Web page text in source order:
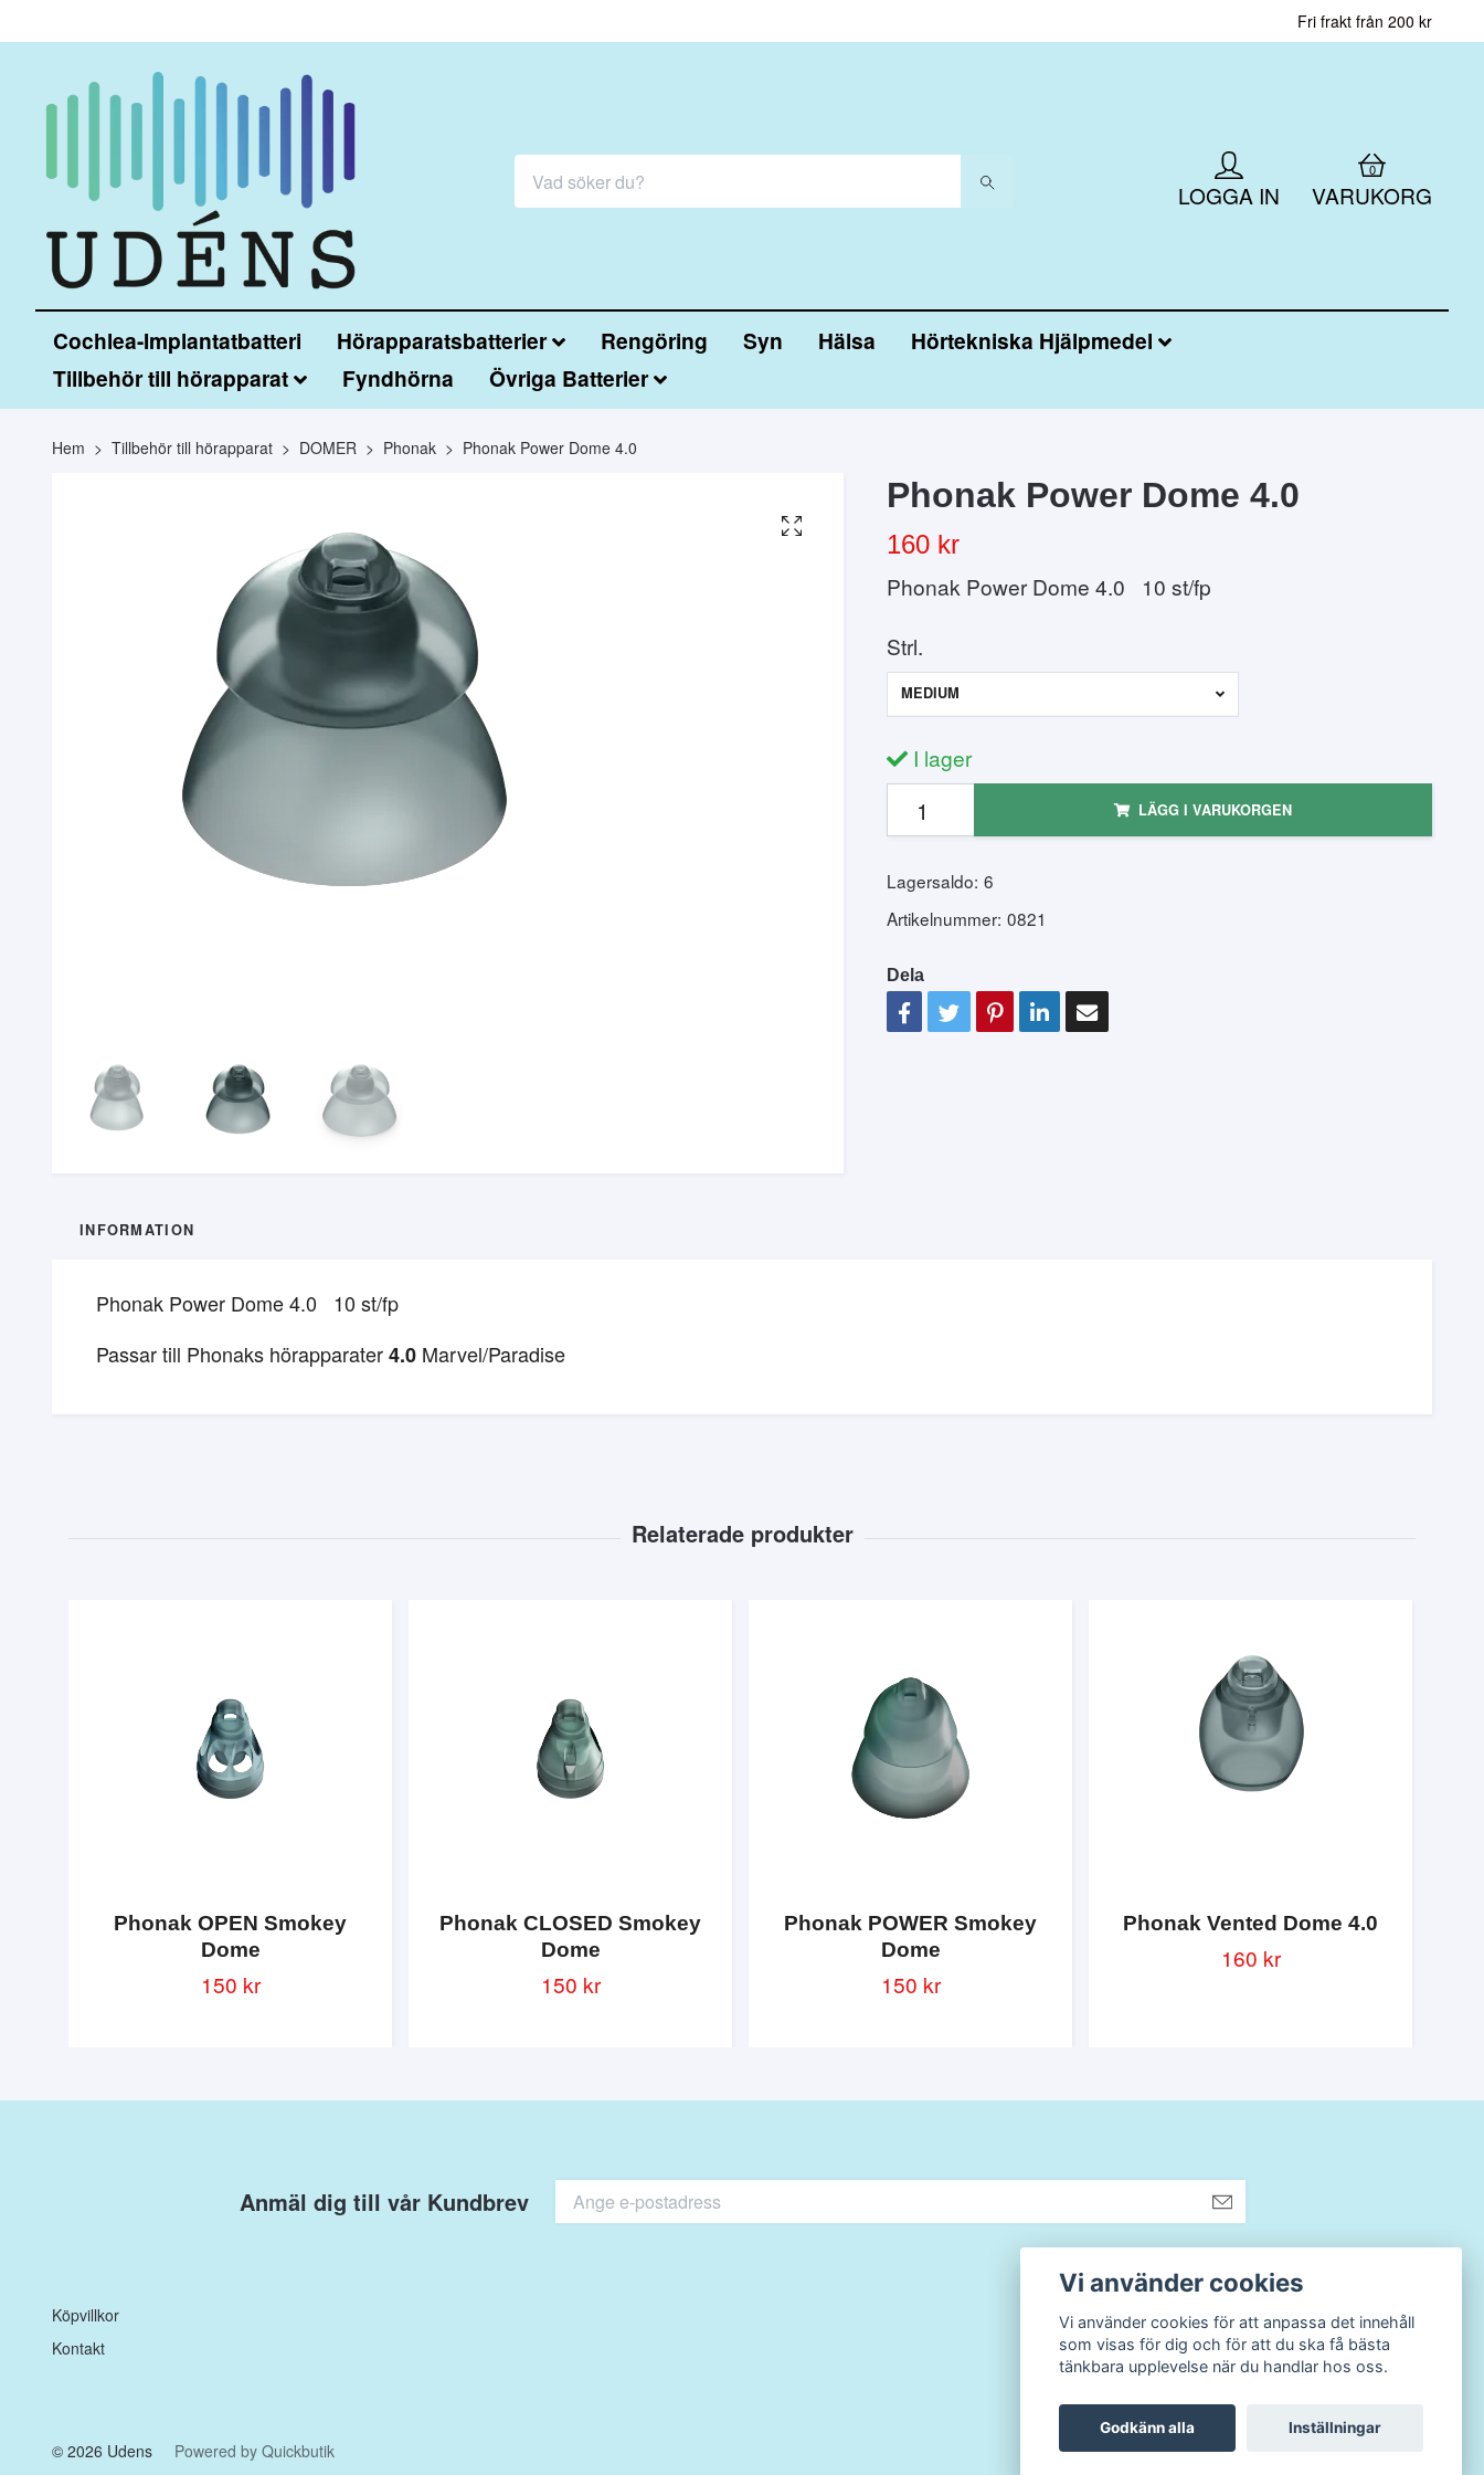
Fri frakt från 200 kr
LOGGA IN
0
VARUKORG
Cochlea-Implantatbatteri Hörapparatsbatterier Rengöring Syn Hälsa
Hörtekniska Hjälpmedel
Tillbehör till hörapparat
Fyndhörna Övriga Batterier
Hem Tillbehör till hörapparat DOMER Phonak Phonak Power Dome 4.0
Phonak Power Dome 4.0
160 kr
Phonak Power Dome 4.0 10 st/fp
Strl.
MEDIUM
I lager
LÄGG I VARUKORGEN
Lagersaldo: 6
Artikelnummer: 0821
Dela
INFORMATION
Phonak Power Dome 4.0 10 st/fp
Passar till Phonaks hörapparater4.0 Marvel/Paradise
Phonak OPEN Smokey
Dome
150 kr
Phonak CLOSED Smokey
Dome
150 kr
Phonak POWER Smokey
Dome
150 kr
Phonak Vented Dome 4.0
160 kr
Anmäl dig till vår Kundbrev
Köpvillkor
Kontakt
© 2026 Udens Powered by Quickbutik
Vi använder cookies
Vi använder cookies för att anpassa det innehåll
som visas för dig och för att du ska få bästa
tänkbara upplevelse när du handlar hos oss.
Godkänn alla Inställningar